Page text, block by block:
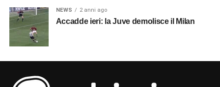
NEWS 2 anni ago
Accadde ieri: la Juve demolisce il Milan